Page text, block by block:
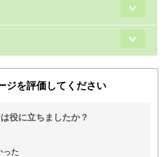
ジを評価してください
役に立ちましたか？
った